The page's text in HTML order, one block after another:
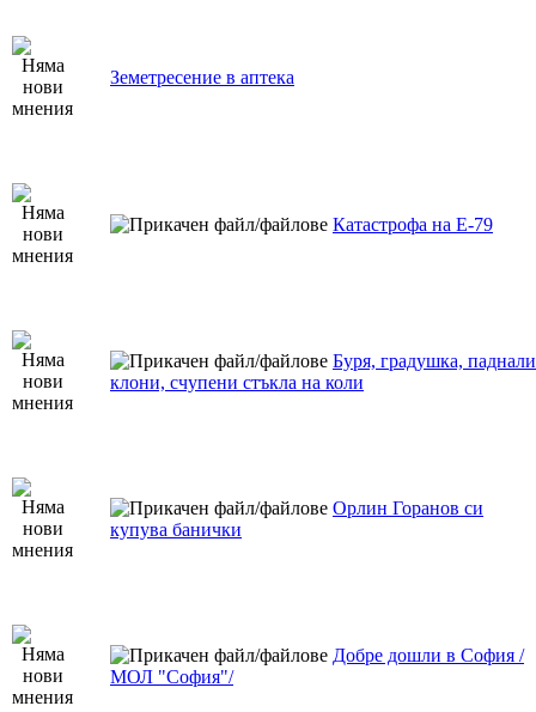
Земетресение в аптека
Катастрофа на Е-79
Буря, градушка, паднали
клони, счупени стъкла на коли
Орлин Горанов си
купува банички
Добре дошли в София /
МОЛ "София"/